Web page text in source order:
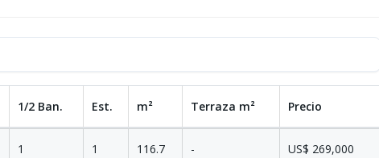
1/2 Ban. Est. m² Terraza m² Precio
1 1 116.7 - US$ 269,000